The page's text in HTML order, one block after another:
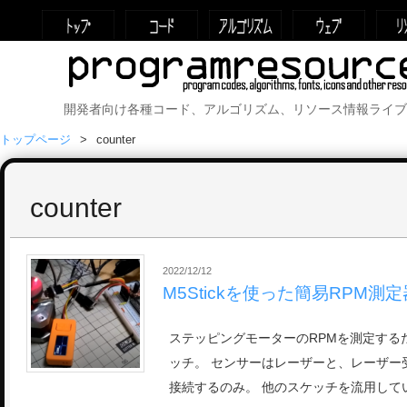
開発者向け各種コード、アルゴリズム、リソース情報ラ
トップページ counter
counter
2022/12/12
M5Stickを使った簡易RPM測定
ステッピングモーターのRPMを測定す
ッチ。 センサーはレーザーと、レーザ
接続するのみ。 他のスケッチを流用し